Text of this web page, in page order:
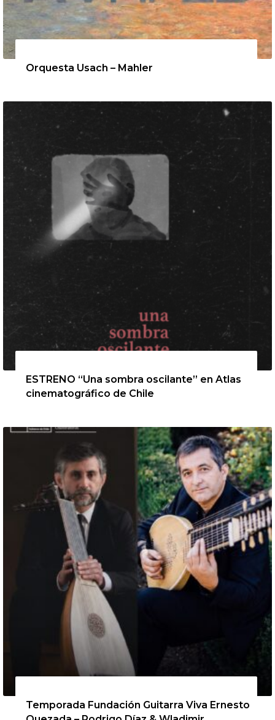
Orquesta Usach – Mahler
ESTRENO “Una sombra oscilante” en Atlas
cinematográfico de Chile
Temporada Fundación Guitarra Viva Ernesto